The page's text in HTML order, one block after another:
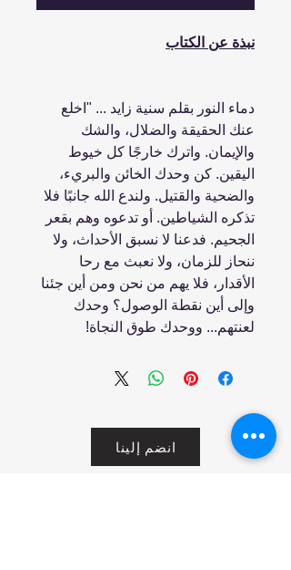
نبذة عن الكتاب
دماء النور بقلم سنية زايد ... "اخلع
عنك الحقيقة والضلال، والشك
والإيمان. واترك خارجًا كل خيوط
اليقين. كن وحدك الخائن والبريء،
والضحية والقتيل. ولندع الله جانبًا فلا
تذكره الشياطين. أو تدعوه وهم بقعر
الجحيم. فدعنا لا نسبق الأحداث، ولا
ننحاز للزمان، ولا نعبث مع رحا
الأقدار، فلا يهم من نحن ومن أين جئنا
وإلى أين نقطة الوصول؟ وحدك
لعنتهم... ووحدك طوق النجاة!
انضم إلينا